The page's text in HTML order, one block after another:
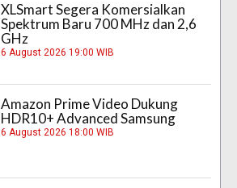
XLSmart Segera Komersialkan
Spektrum Baru 700 MHz dan 2,6
GHz
6 August 2026 19:00 WIB
Amazon Prime Video Dukung
HDR10+ Advanced Samsung
6 August 2026 18:00 WIB